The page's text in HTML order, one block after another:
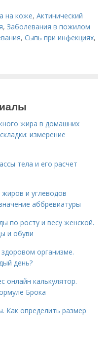
на коже,Актинический
,Заболевания в пожилом
,Сыпь при инфекциях,
жира в домашних
измерение
тела и его расчет
и углеводов
аббревиатуры
по росту и весу женской.
и обуви
организме.
день?
онлайн калькулятор.
Брока
Как определить размер